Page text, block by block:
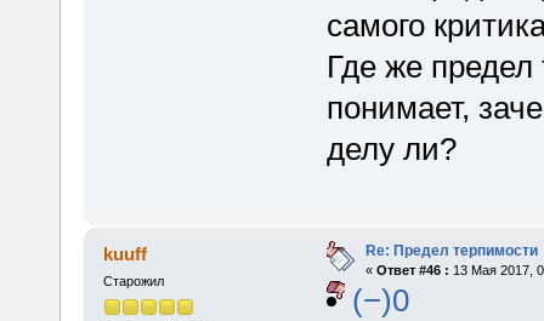
самого
Где же
понимает,
делу ли?
kuuff
Старожил
Re: Предел терпимости
« Ответ #46 : 13 Мая 2017,
(−)0